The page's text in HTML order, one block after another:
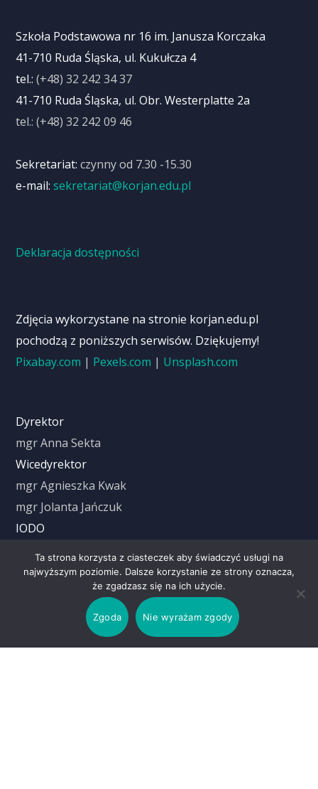
Szkoła Podstawowa nr 16 im. Janusza Korczaka
41-710 Ruda Śląska, ul. Kukułcza 4
tel.: (+48) 32 242 34 37
41-710 Ruda Śląska, ul. Obr. Westerplatte 2a
tel.: (+48) 32 242 09 46
Sekretariat: czynny od 7.30 -15.30
e-mail:sekretariat@korjan.edu.pl
Deklaracja dostępności
Zdjęcia wykorzystane na stronie korjan.edu.pl
pochodzą z poniższych serwisów. Dziękujemy!
Pixabay.com | Pexels.com | Unsplash.com
Dyrektor
mgr Anna Sekta
Wicedyrektor
mgr Agnieszka Kwak
mgr Jolanta Jańczuk
IODO
Czas trwania lekcji
Ta strona korzysta z ciasteczek aby świadczyć usługi na
najwyższym poziomie. Dalsze korzystanie ze strony oznacza,
że zgadzasz się na ich użycie.
Zgoda Nie wyrażam zgody